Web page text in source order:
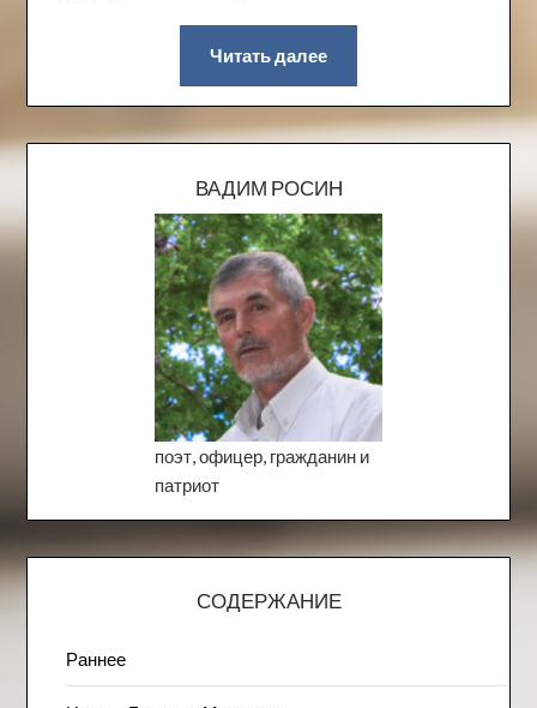
Читать далее
ВАДИМ РОСИН
поэт, офицер, гражданин и
патриот
СОДЕРЖАНИЕ
Раннее